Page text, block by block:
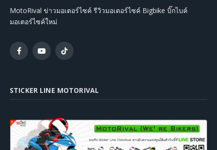
MotoRival ข่าวมอเตอร์ไซค์ รีวิวมอเตอร์ไซค์ Bigbike บิ๊กไบค์
มอเตอร์ไซค์ใหม่
FacebookYouTubeTikTok
STICKER LINE MOTORIVAL